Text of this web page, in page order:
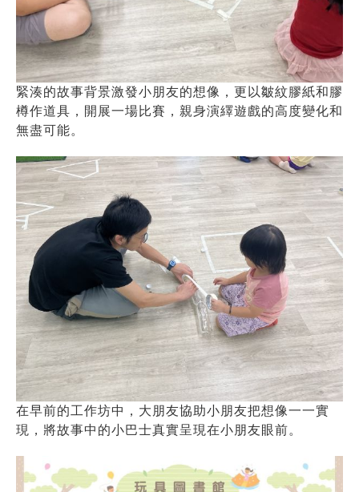
緊湊的故事背景激發小朋友的想像，更以皺紋膠紙和膠
樽作道具，開展一場比賽，親身演繹遊戲的高度變化和
無盡可能。
在早前的工作坊中，大朋友協助小朋友把想像一一實
現，將故事中的小巴士真實呈現在小朋友眼前。